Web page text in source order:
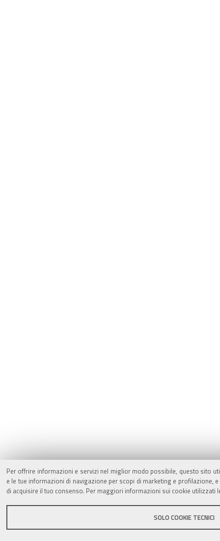
Per offrire informazioni e servizi nel miglior modo possibile, questo sito
e le tue informazioni di navigazione per scopi di marketing e
di acquisire il tuo consenso. Per maggiori informazioni sui cookie utilizzati
SOLO COOKIE TECNICI